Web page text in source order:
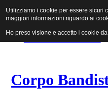
Vai al contenuto
Vai alla navigazione
Vai alla prima colonna
Corpo
Utilizziamo i cookie per essere sicuri
maggiori informazioni riguardo ai
Ho preso visione e accetto i cookie